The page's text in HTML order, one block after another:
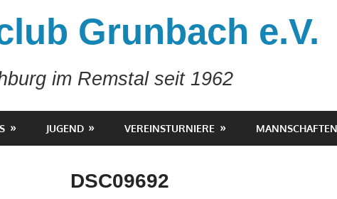
Grunbach e.V.
im Remstal seit 1962
JUGEND VEREINSTURNIERE MANNSCHAFTEN
DSC09692